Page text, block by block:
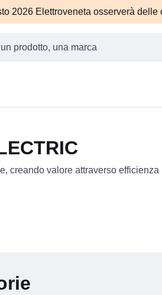
2026 Elettroveneta osserverà
creando valore attraverso efficienza